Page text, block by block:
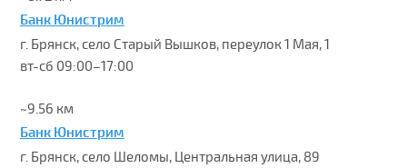
Банк Юнистрим
г. Брянск, село Старый Вышков, переулок 1 Мая, 1
вт-сб 09:00–17:00
~9.56 км
Банк Юнистрим
г. Брянск, село Шеломы, Центральная улица, 89